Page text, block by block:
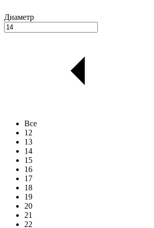
Диаметр
Все
12
13
14
15
16
17
18
19
20
21
22